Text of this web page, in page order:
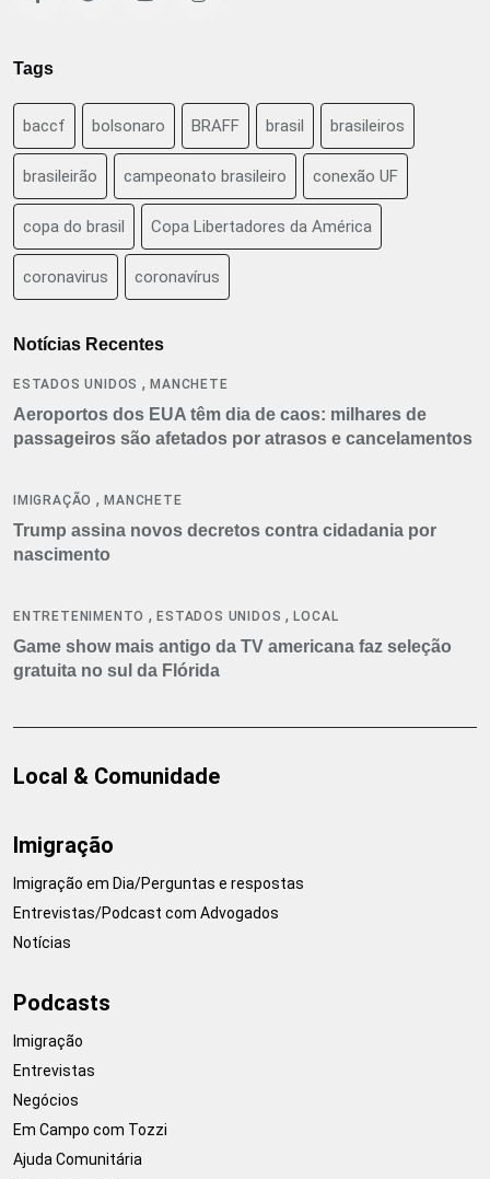
Tags
baccf bolsonaro BRAFF brasil brasileiros
brasileirão campeonato brasileiro conexão UF
copa do brasil Copa Libertadores da América
coronavirus coronavírus
Notícias Recentes
ESTADOS UNIDOS ,MANCHETE
Aeroportos dos EUA têm dia de caos: milhares de
passageiros são afetados por atrasos e cancelamentos
IMIGRAÇÃO ,MANCHETE
Trump assina novos decretos contra cidadania por
nascimento
ENTRETENIMENTO ,ESTADOS UNIDOS ,LOCAL
Game show mais antigo da TV americana faz seleção
gratuita no sul da Flórida
Local & Comunidade
Imigração
Imigração em Dia/Perguntas e respostas
Entrevistas/Podcast com Advogados
Notícias
Podcasts
Imigração
Entrevistas
Negócios
Em Campo com Tozzi
Ajuda Comunitária